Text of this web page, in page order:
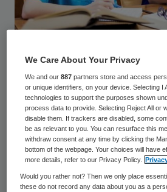
Sterk houdt hierbij
arbeidsmarkttekort en zal
snoeien in de
stapsgewijs het
opleiden heroverwegen.
We Care About Your Privacy
We and our887 partners store and access
or unique identifiers, on your device. Selecting I
technologies to support the purposes shown
process data to provide. Selecting Reject All or
disable them. If trackers are disabled, some
be as relevant to you. You can resurface this
withdraw consent at any time by clicking the
bottom of the webpage. Your choices will have
more details, refer to our Privacy Policy.
Would you rather not? Then we only place
these do not record any data about you as a